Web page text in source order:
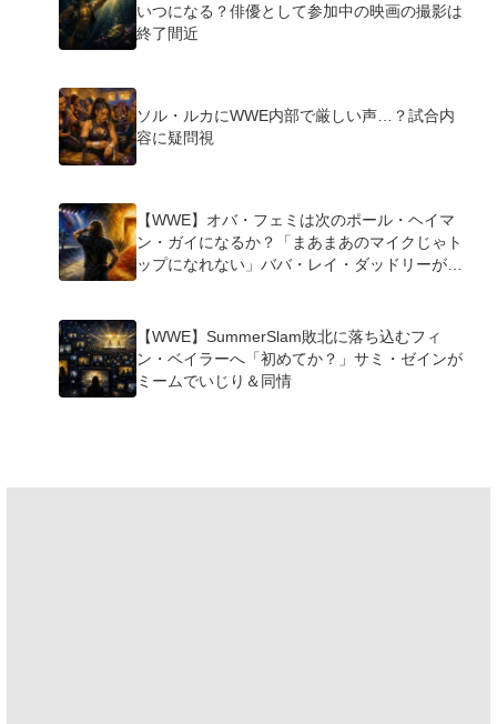
いつになる？俳優として参加中の映画の撮影は
終了間近
ソル・ルカにWWE内部で厳しい声…？試合内
容に疑問視
【WWE】オバ・フェミは次のポール・ヘイマ
ン・ガイになるか？「まあまあのマイクじゃト
ップになれない」ババ・レイ・ダッドリーが指
【WWE】SummerSlam敗北に落ち込むフィ
ン・ベイラーへ「初めてか？」サミ・ゼインが
ミームでいじり＆同情